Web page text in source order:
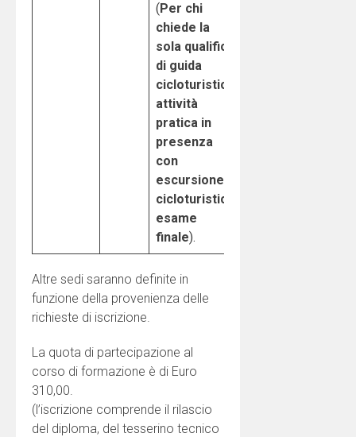
(Per chi
chiede la
sola qualifica
di guida
cicloturistica
attività
pratica in
presenza
con
escursione
cicloturistica,
esame
finale).
Altre sedi saranno definite in
funzione della provenienza delle
richieste di iscrizione.
La quota di partecipazione al
corso di formazione è di Euro
310,00.
(l’iscrizione comprende il rilascio
del diploma, del tesserino tecnico